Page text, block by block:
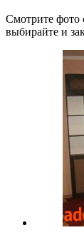
Смотрите фото
выбирайте и